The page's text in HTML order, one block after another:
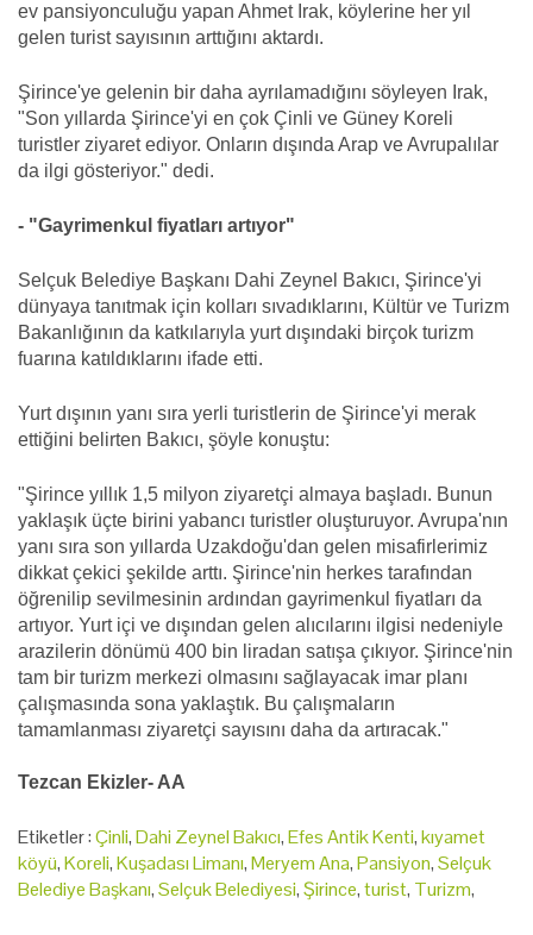
ev pansiyonculuğu yapan Ahmet Irak, köylerine her yıl
gelen turist sayısının arttığını aktardı.
Şirince'ye gelenin bir daha ayrılamadığını söyleyen Irak,
"Son yıllarda Şirince'yi en çok Çinli ve Güney Koreli
turistler ziyaret ediyor. Onların dışında Arap ve Avrupalılar
da ilgi gösteriyor." dedi.
- "Gayrimenkul fiyatları artıyor"
Selçuk Belediye Başkanı Dahi Zeynel Bakıcı, Şirince'yi
dünyaya tanıtmak için kolları sıvadıklarını, Kültür ve Turizm
Bakanlığının da katkılarıyla yurt dışındaki birçok turizm
fuarına katıldıklarını ifade etti.
Yurt dışının yanı sıra yerli turistlerin de Şirince'yi merak
ettiğini belirten Bakıcı, şöyle konuştu:
"Şirince yıllık 1,5 milyon ziyaretçi almaya başladı. Bunun
yaklaşık üçte birini yabancı turistler oluşturuyor. Avrupa'nın
yanı sıra son yıllarda Uzakdoğu'dan gelen misafirlerimiz
dikkat çekici şekilde arttı. Şirince'nin herkes tarafından
öğrenilip sevilmesinin ardından gayrimenkul fiyatları da
artıyor. Yurt içi ve dışından gelen alıcılarını ilgisi nedeniyle
arazilerin dönümü 400 bin liradan satışa çıkıyor. Şirince'nin
tam bir turizm merkezi olmasını sağlayacak imar planı
çalışmasında sona yaklaştık. Bu çalışmaların
tamamlanması ziyaretçi sayısını daha da artıracak."
Tezcan Ekizler- AA
Etiketler :Çinli,Dahi Zeynel Bakıcı,Efes Antik Kenti,kıyamet
köyü,Koreli,Kuşadası Limanı,Meryem Ana,Pansiyon,Selçuk
Belediye Başkanı,Selçuk Belediyesi,Şirince,turist, Turizm,